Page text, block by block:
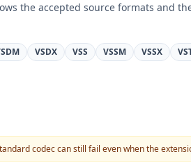
the accepted source formats and
VSDX VSS VSSM VSSX
codec can still fail even when the